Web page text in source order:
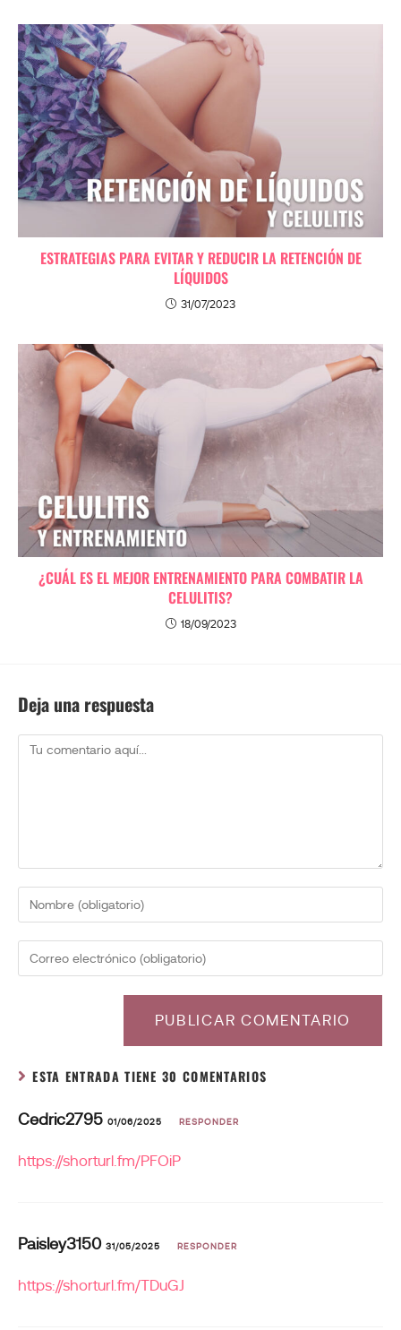
ESTRATEGIAS PARA EVITAR Y REDUCIR LA RETENCIÓN DE
LÍQUIDOS
31/07/2023
¿CUÁL ES EL MEJOR ENTRENAMIENTO PARA COMBATIR LA
CELULITIS?
18/09/2023
Deja una respuesta
ESTA ENTRADA TIENE 30 COMENTARIOS
Cedric2795 01/06/2025 RESPONDER
https://shorturl.fm/PFOiP
Paisley3150 31/05/2025 RESPONDER
https://shorturl.fm/TDuGJ